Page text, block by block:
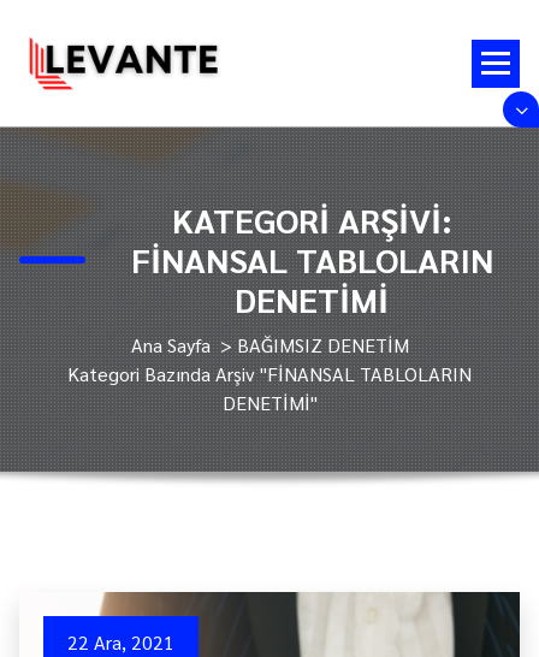
Geç
KATEGORI ARŞIVI:
FİNANSAL TABLOLARIN
DENETİMİ
Ana Sayfa>BAĞIMSIZ DENETİM
Kategori Bazında Arşiv "FİNANSAL TABLOLARIN
DENETİMİ"
22 Ara, 2021